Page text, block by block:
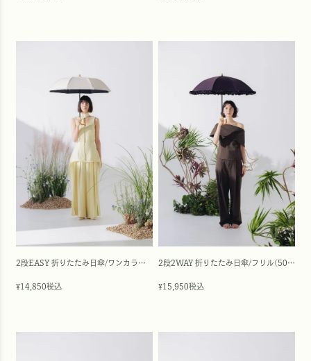
2段EASY 折りたたみ日傘/ワンカラー(50cm)
¥14,850税込
2段2WAY 折りたたみ日傘/フリル(50cm)
¥15,950税込